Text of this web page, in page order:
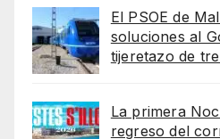
El PSOE de
soluciones al
tijeretazo de
La primera
regreso del